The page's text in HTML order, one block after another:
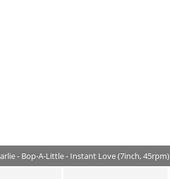
- Bop-A-Little - Instant Love (7inch, 45rpm)